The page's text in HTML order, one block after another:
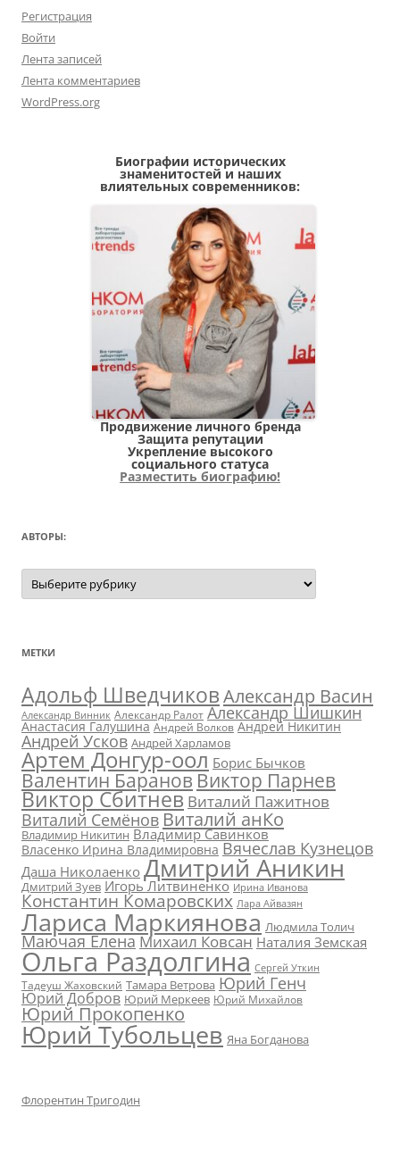
Регистрация
Войти
Лента записей
Лента комментариев
WordPress.org
Биографии исторических
знаменитостей и наших
влиятельных современников:
Продвижение личного бренда
Защита репутации
Укрепление высокого
социального статуса
Разместить биографию!
АВТОРЫ:
Авторы:
МЕТКИ
Адольф ШведчиковАлександр Васин
Александр Винник Александр Ралот Александр Шишкин
Анастасия Галушина Андрей Волков Андрей Никитин
Андрей Усков Андрей Харламов
Артем Донгур-оол Борис Бычков
Валентин БарановВиктор Парнев
Виктор Сбитнев Виталий Пажитнов
Виталий СемёновВиталий анКо
Владимир Никитин Владимир Савинков
Власенко Ирина Владимировна Вячеслав Кузнецов
Даша Николаенко Дмитрий Аникин
Дмитрий Зуев Игорь Литвиненко Ирина Иванова
Константин Комаровских Лара Айвазян
Лариса Маркиянова Людмила Толич
Маючая ЕленаМихаил Ковсан Наталия Земская
Ольга Раздолгина Сергей Уткин
Тадеуш Жаховский Тамара Ветрова Юрий Генч
Юрий Добров Юрий Меркеев Юрий Михайлов
Юрий Прокопенко
Юрий Тубольцев Яна Богданова
Флорентин Тригодин